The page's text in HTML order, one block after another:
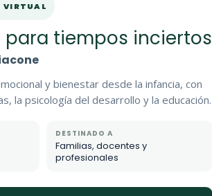
VIRTUAL
para tiempos inciertos
y bienestar desde la infancia, con
la psicología del desarrollo y la educación.
DESTINADO A
Familias, docentes y
profesionales